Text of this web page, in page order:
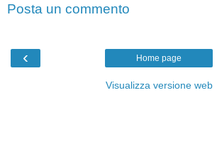
Posta un commento
‹ Home page
Visualizza versione web